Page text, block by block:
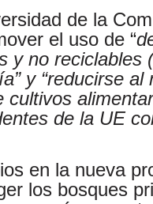
de la
el uso de “
y no
y “reducirse al
cultivos
de la UE
en la nueva
los bosques